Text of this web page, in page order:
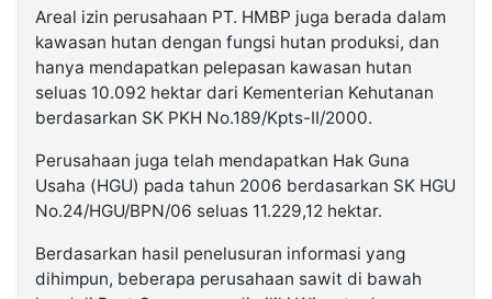
Areal izin perusahaan PT. HMBP juga berada dalam
kawasan hutan dengan fungsi hutan produksi, dan
hanya mendapatkan pelepasan kawasan hutan
seluas 10.092 hektar dari Kementerian Kehutanan
berdasarkan SK PKH No.189/Kpts-II/2000.
Perusahaan juga telah mendapatkan Hak Guna
Usaha (HGU) pada tahun 2006 berdasarkan SK HGU
No.24/HGU/BPN/06 seluas 11.229,12 hektar.
Berdasarkan hasil penelusuran informasi yang
dihimpun, beberapa perusahaan sawit di bawah